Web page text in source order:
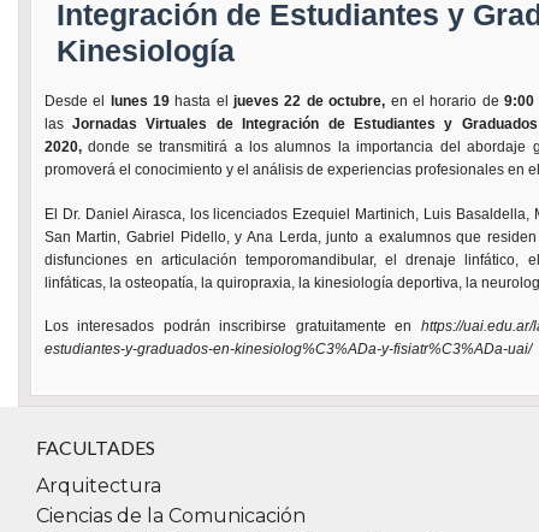
Integración de Estudiantes y
Kinesiología
Desde el lunes 19hasta el jueves 22 de octubre, en el horario de9:00
lasJornadas Virtuales de Integración de Estudiantes y
2020,donde se transmitirá a los alumnos la importancia del abordaje
promoverá el conocimiento y el análisis de experiencias profesionales en
El Dr. Daniel Airasca, los licenciados Ezequiel Martinich, Luis Basaldella,
San Martin, Gabriel Pidello, y Ana Lerda, junto a exalumnos que
disfunciones en articulación temporomandibular, el drenaje linfático,
linfáticas, la osteopatía, la quiropraxia, la kinesiología deportiva, la
Los interesados podrán inscribirse gratuitamente en https://
estudiantes-y-graduados-en-kinesiolog%C3%ADa-y-fisiatr%C3%ADa-uai/
FACULTADES
Arquitectura
Ciencias de la Comunicación